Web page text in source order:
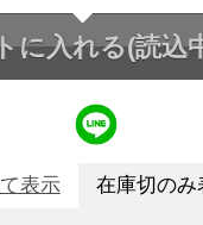
に入れる(読込
表示 在庫切のみ